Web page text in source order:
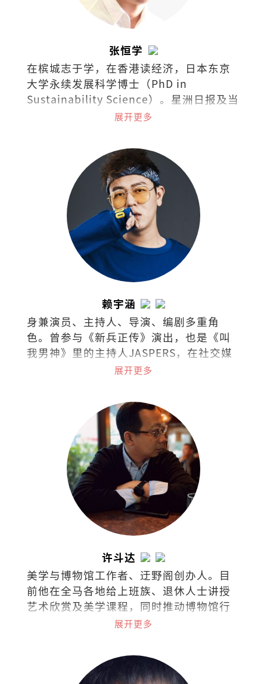
张恒学
在槟城志于学，在香港读经济，日本东京
大学永续发展科学博士（PhD in
Sustainability Science）。星洲日报及当
今大马《学说经济》专栏作者、《毅论环
展开更多
赖宇涵
身兼演员、主持人、导演、编剧多重角
色。曾参与《新兵正传》演出，也是《叫
我男神》里的主持人JASPERS，在社交媒
体上是广为人知的“暴牙菇”。
展开更多
许斗达
美学与博物馆工作者、迂野阁创办人。目
前他在全马各地给上班族、退休人士讲授
艺术欣赏及美学课程，同时推动博物馆行
政与文化策略的概念。
展开更多